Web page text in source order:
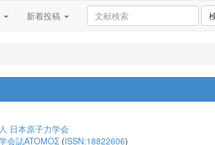
新着投稿
日本原子力学会
会誌ATOMOΣ (ISSN:18822606)